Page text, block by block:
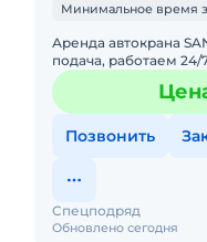
Минимальное время
Аренда автокрана
подача, работаем
закрывающие
SAC2500S 250
Позвонить
Обновлено сегодня
Спецподряд